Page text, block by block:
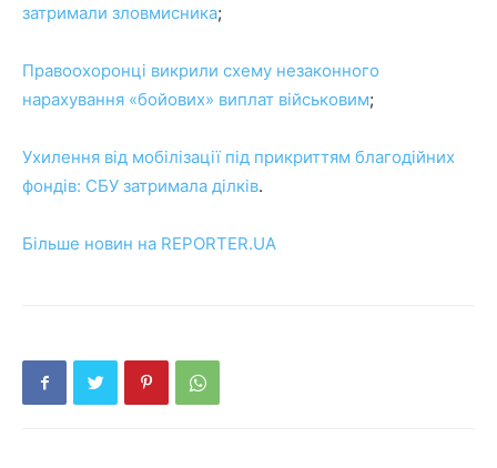
затримали зловмисника;
Правоохоронці викрили схему незаконного
нарахування «бойових» виплат військовим;
Ухилення від мобілізації під прикриттям благодійних
фондів: СБУ затримала ділків.
Більше новин на REPORTER.UA